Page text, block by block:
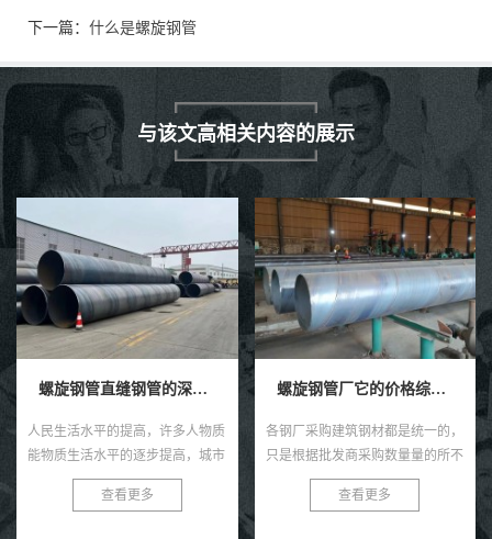
下一篇： 什么是螺旋钢管
与该文高相关内容的展示
螺旋钢管厂它的价格综合分析
各钢厂采购建筑钢材都是统一的，
只是根据批发商采购数量量的所不
同，给予不同的返佣，而微博里挂
牌的价格没有数据显示出应有的很
查看更多
螺旋钢管出厂测试前做哪些检测结果？
1、外观检测结果：整体外观检验
方式是一种手续简单而又应用广泛
的试验方法，是出厂检验的一个重
要部分内容，主要为的是注意到焊
查看更多